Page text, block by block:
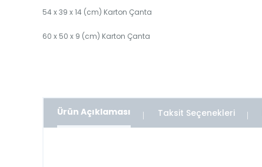
54 x 39 x 14 (cm) Karton Çanta
60 x 50 x 9 (cm) Karton Çanta
Ürün Açıklaması Taksit Seçenekleri